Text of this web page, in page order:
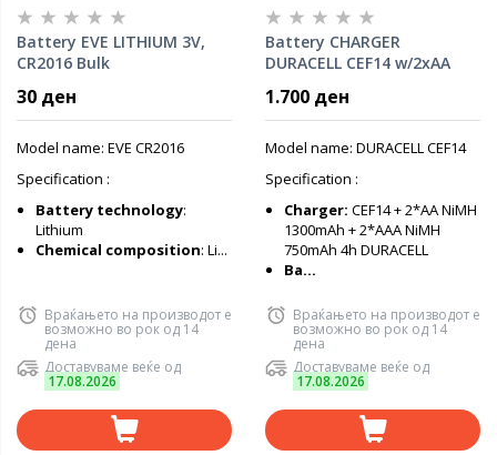
Battery EVE LITHIUM 3V,
CR2016 Bulk
30 ден
Model name: EVE CR2016
Specification :
Battery technology:
Lithium
Chemical composition: Li...
Враќањето на производот е
возможно во рок од 14
дена
Доставуваме веќе од
17.08.2026
Battery CHARGER
DURACELL CEF14 w/2xAA
750mAh, NIMH, 1.2V
1.700 ден
Model name: DURACELL CEF14
Specification :
Charger: CEF14 + 2*AA NiMH
1300mAh + 2*AAA NiMH
750mAh 4h DURACELL
Ba...
Враќањето на производот е
возможно во рок од 14
дена
Доставуваме веќе од
17.08.2026